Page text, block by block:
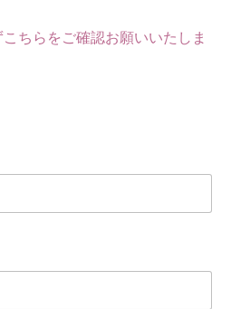
ちらをご確認お願いいたしま